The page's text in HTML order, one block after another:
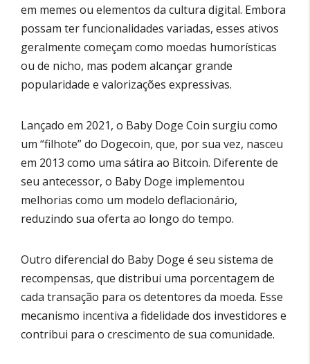
em memes ou elementos da cultura digital. Embora
possam ter funcionalidades variadas, esses ativos
geralmente começam como moedas humorísticas
ou de nicho, mas podem alcançar grande
popularidade e valorizações expressivas.
Lançado em 2021, o Baby Doge Coin surgiu como
um “filhote” do Dogecoin, que, por sua vez, nasceu
em 2013 como uma sátira ao Bitcoin. Diferente de
seu antecessor, o Baby Doge implementou
melhorias como um modelo deflacionário,
reduzindo sua oferta ao longo do tempo.
Outro diferencial do Baby Doge é seu sistema de
recompensas, que distribui uma porcentagem de
cada transação para os detentores da moeda. Esse
mecanismo incentiva a fidelidade dos investidores e
contribui para o crescimento de sua comunidade.